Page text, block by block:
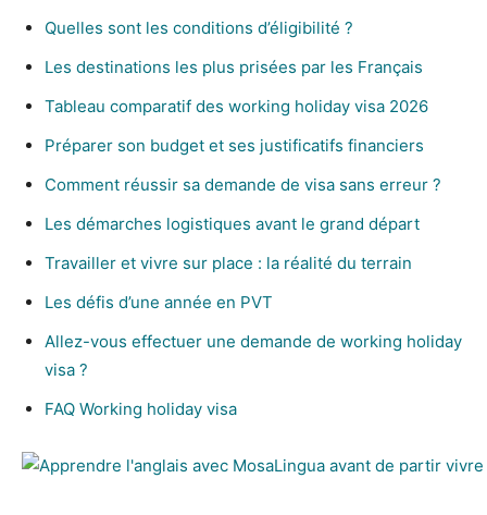
Quelles sont les conditions d’éligibilité ?
Les destinations les plus prisées par les Français
Tableau comparatif des working holiday visa 2026
Préparer son budget et ses justificatifs financiers
Comment réussir sa demande de visa sans erreur ?
Les démarches logistiques avant le grand départ
Travailler et vivre sur place : la réalité du terrain
Les défis d’une année en PVT
Allez-vous effectuer une demande de working holiday
visa ?
FAQ Working holiday visa